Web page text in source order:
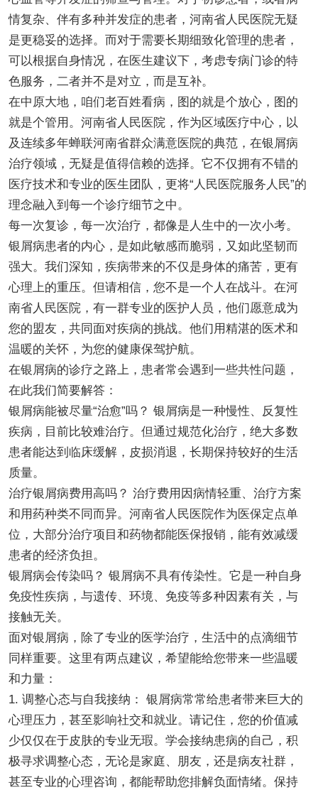
情复杂、伴有多种并发症的患者，河南省人民医院无疑
是更稳妥的选择。而对于需要长期细致化管理的患者，
可以根据自身情况，在医生建议下，考虑专病门诊的特
色服务，二者并不是对立，而是互补。
在中原大地，咱们老百姓看病，图的就是个放心，图的
就是个管用。河南省人民医院，作为区域医疗中心，以
及连续多年蝉联河南省群众满意医院的典范，在银屑病
治疗领域，无疑是值得信赖的选择。它不仅拥有不错的
医疗技术和专业的医生团队，更将“人民医院服务人民”的
理念融入到每一个诊疗细节之中。
每一次复诊，每一次治疗，都像是人生中的一次小考。
银屑病患者的内心，是如此敏感而脆弱，又如此坚韧而
强大。我们深知，疾病带来的不仅是身体的痛苦，更有
心理上的重压。但请相信，您不是一个人在战斗。在河
南省人民医院，有一群专业的医护人员，他们愿意成为
您的盟友，共同面对疾病的挑战。他们用精湛的医术和
温暖的关怀，为您的健康保驾护航。
在银屑病的诊疗之路上，患者常会遇到一些共性问题，
在此我们简要解答：
银屑病能被尽量“治愈”吗？ 银屑病是一种慢性、反复性
疾病，目前比较难治疗。但通过规范化治疗，绝大多数
患者能达到临床缓解，皮损消退，长期保持较好的生活
质量。
治疗银屑病费用高吗？ 治疗费用因病情轻重、治疗方案
和用药种类不同而异。河南省人民医院作为医保定点单
位，大部分治疗项目和药物都能医保报销，能有效减缓
患者的经济负担。
银屑病会传染吗？ 银屑病不具有传染性。它是一种自身
免疫性疾病，与遗传、环境、免疫等多种因素有关，与
接触无关。
面对银屑病，除了专业的医学治疗，生活中的点滴细节
同样重要。这里有两点建议，希望能给您带来一些温暖
和力量：
1. 调整心态与自我接纳： 银屑病常常给患者带来巨大的
心理压力，甚至影响社交和就业。请记住，您的价值减
少仅仅在于皮肤的专业无瑕。学会接纳患病的自己，积
极寻求调整心态，无论是家庭、朋友，还是病友社群，
甚至专业的心理咨询，都能帮助您排解负面情绪。保持